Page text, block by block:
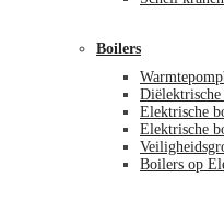
Boilers
Elektrische
Elektrische
Boilers op